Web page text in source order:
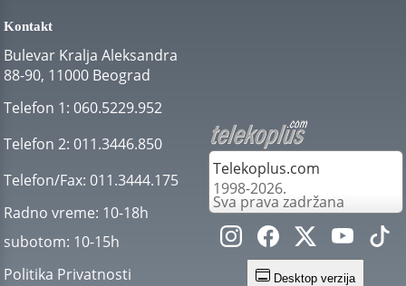
Kontakt
Bulevar Kralja Aleksandra
88-90, 11000 Beograd
Telefon 1: 060.5229.952
Telefon 2: 011.3446.850
Telefon/Fax: 011.3444.175
Radno vreme: 10-18h
subotom: 10-15h
Politika Privatnosti
Telekoplus.com
1998-2026.
Sva prava zadržana
Desktop verzija